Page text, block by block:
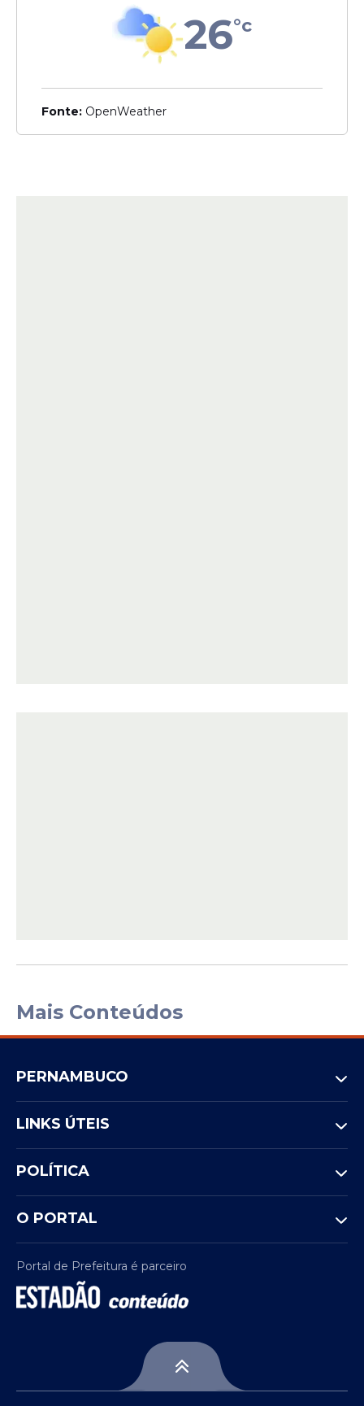
26°c
Fonte: OpenWeather
Mais Conteúdos
PERNAMBUCO
LINKS ÚTEIS
POLÍTICA
O PORTAL
Portal de Prefeitura é parceiro